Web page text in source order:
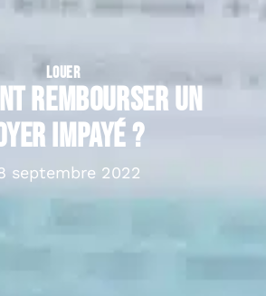
LOUER
rembourser un
impayé ?
septembre 2022